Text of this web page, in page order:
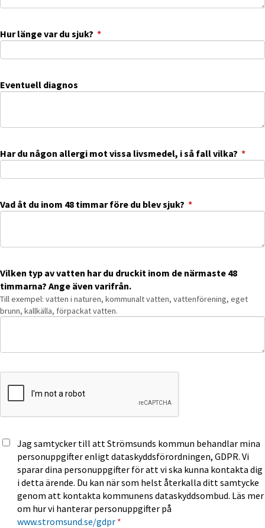
Hur länge var du sjuk? *(obligatorisk)
Eventuell diagnos
Har du någon allergi mot vissa livsmedel, i så fall vilka? *
Vad åt du inom 48 timmar före du blev sjuk? *(obligatorisk)
Vilken typ av vatten har du druckit inom de närmaste 48
timmarna? Ange även varifrån.
Till exempel: vatten i naturen, kommunalt vatten, vattenförening, eget
brunn, kallkälla, förpackat vatten.
Jag samtycker till att Strömsunds kommun behandlar mina
personuppgifter enligt dataskyddsförordningen, GDPR. Vi
sparar dina personuppgifter för att vi ska kunna kontakta dig
i detta ärende. Du kan när som helst återkalla ditt samtycke
genom att kontakta kommunens dataskyddsombud. Läs mer
om hur vi hanterar personuppgifter på
www.stromsund.se/gdpr *